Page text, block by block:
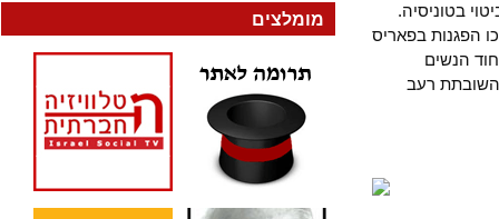
בטוניסיה.
בפאריס
הנשים
השובתת רעב
מומלצים